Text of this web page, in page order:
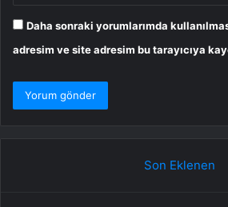
Daha sonraki yorumlarımda
adresim ve site adresim bu tarayıcıya
Son Eklenen